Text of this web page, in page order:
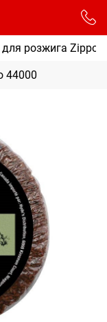
розжига Zippo
44000